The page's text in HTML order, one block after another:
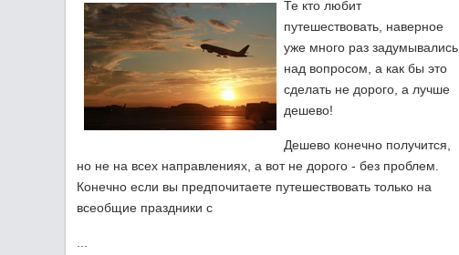
Те кто любит
путешествовать, наверное
уже много раз задумывались
над вопросом, а как бы это
сделать не дорого, а лучше
дешево!
Дешево конечно получится,
но не на всех направлениях, а вот не дорого - без проблем.
Конечно если вы предпочитаете путешествовать только на
всеобщие праздники с